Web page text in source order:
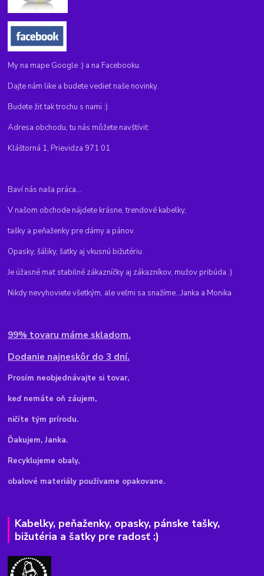
My na mape Google :) a na Facebooku.
Dajte nám like a budete vedieť naše novinky.
Budete žiť tak trochu s nami :)
Adresa obchodu, tu nás môžete navštíviť:
Kláštorná 1, Prievidza 971 01
Baví nás naša práca...
V našom obchode nájdete krásne, trendové kabelky,
tašky a peňaženky pre dámy a pánov.
Opasky, šáliky, šatky aj vkusnú bižutériu.
Je úžasné mať stabilné zákazníčky aj zákazníkov, mužov pribúda :)
Nikdy nevyhoviete všetkým, ale veľmi sa snažíme...Janka a Monika
99% tovaru máme skladom.
Dodanie najneskôr do 3 dní.
Prosím neobjednávajte si tovar,
keď nemáte oň záujem,
ničíte tým prírodu.
Ďakujem, Janka.
Recyklujeme obaly,
obalové materiály používame opakovane.
Kabelky, peňaženky, opasky, pánske tašky,
bižutéria a šatky pre radosť :)